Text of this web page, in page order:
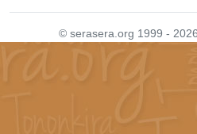
© serasera.org 1999 -